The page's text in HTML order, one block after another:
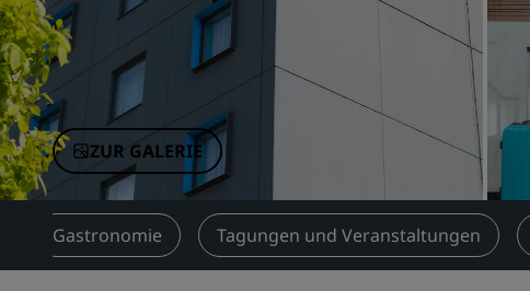
ZUR GALERIE
Gastronomie Tagungen und Veranstaltungen